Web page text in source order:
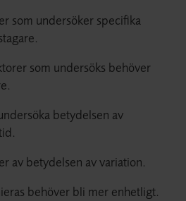
som undersöker specifika
som undersöks behöver
betydelsen av
av betydelsen av variation.
behöver bli mer enhetligt.